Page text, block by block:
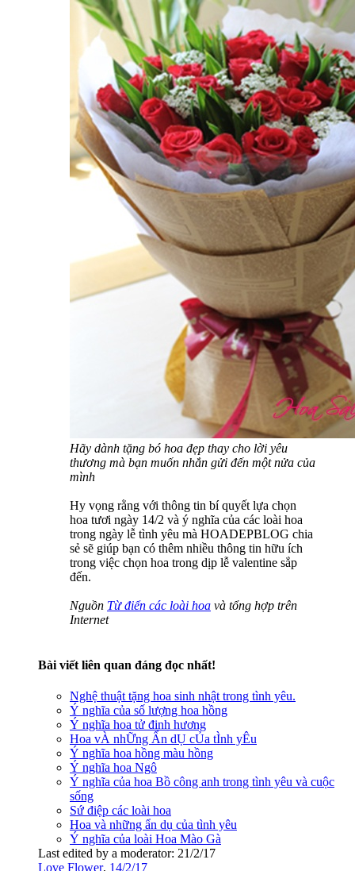
Hãy dành tặng bó hoa đẹp thay cho lời yêu
thương mà bạn muốn nhắn gửi đến một nửa của
mình
Hy vọng rằng với thông tin bí quyết lựa chọn
hoa tươi ngày 14/2 và ý nghĩa của các loài hoa
trong ngày lễ tình yêu mà HOADEPBLOG chia
sẻ sẽ giúp bạn có thêm nhiều thông tin hữu ích
trong việc chọn hoa trong dịp lễ valentine sắp
đến.
Nguồn Từ điển các loài hoa và tổng hợp trên
Internet
Bài viết liên quan đáng đọc nhất!
Nghệ thuật tặng hoa sinh nhật trong tình yêu.
Ý nghĩa của số lượng hoa hồng
Ý nghĩa hoa tử đinh hương
Hoa vÀ nhỮng Ẩn dỤ cỦa tÌnh yÊu
Ý nghĩa hoa hồng màu hồng
Ý nghĩa hoa Ngô
Ý nghĩa của hoa Bồ công anh trong tình yêu và cuộc
sống
Sứ điệp các loài hoa
Hoa và những ẩn dụ của tình yêu
Ý nghĩa của loài Hoa Mào Gà
Last edited by a moderator: 21/2/17
Love Flower, 14/2/17